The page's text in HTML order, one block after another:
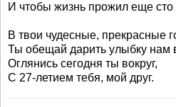
И чтобы жизнь прожил еще сто
В твои чудесные, прекрасные
Ты обещай дарить улыбку нам
Оглянись сегодня ты вокруг,
С 27-летием тебя, мой друг.